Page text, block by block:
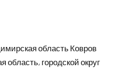
область Ковров
область, городской округ